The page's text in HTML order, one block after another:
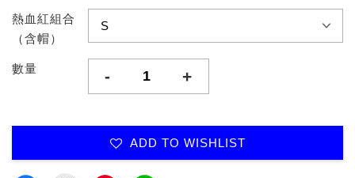
熱血紅組合
（含帽）
數量 - +
ADD TO WISHLIST